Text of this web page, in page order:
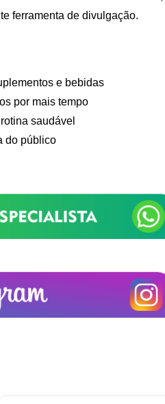
ferramenta de divulgação.
e bebidas
por mais tempo
saudável
do público